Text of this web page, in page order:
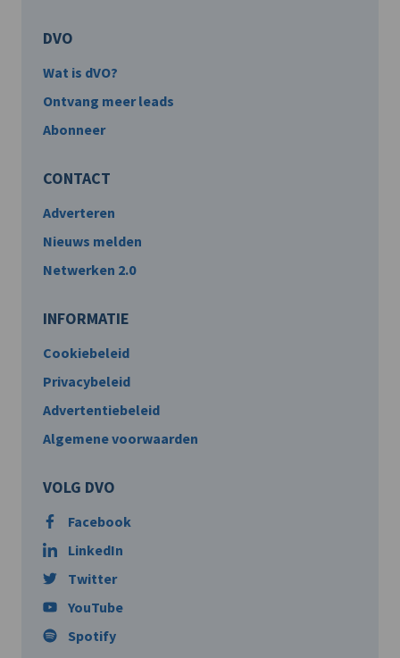
DVO
Wat is dVO?
Ontvang meer leads
Abonneer
CONTACT
Adverteren
Nieuws melden
Netwerken 2.0
INFORMATIE
Cookiebeleid
Privacybeleid
Advertentiebeleid
Algemene voorwaarden
VOLG DVO
Facebook
LinkedIn
Twitter
YouTube
Spotify